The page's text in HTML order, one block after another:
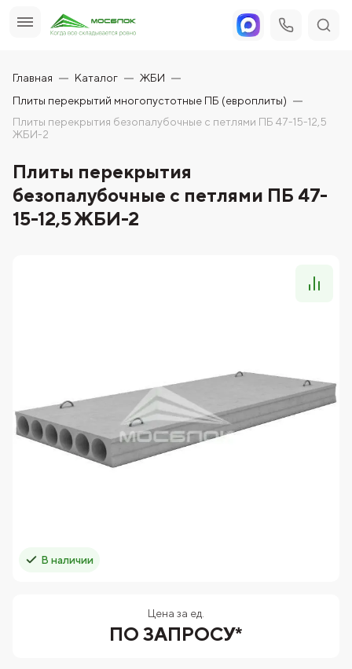
Главная Каталог
ЖБИ
Плиты перекрытий многопустотные ПБ (европлиты)
Плиты перекрытия безопалубочные с петлями ПБ 47-15-12,5
ЖБИ-2
Плиты перекрытия
безопалубочные с петлями ПБ 47-
15-12,5 ЖБИ-2
В наличии
Цена за ед.
ПО ЗАПРОСУ*